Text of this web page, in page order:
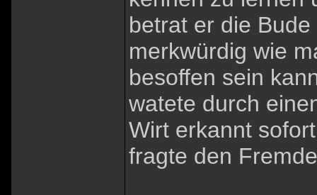
betrat er die
merkwürdig wie
besoffen sein
watete durch
Wirt erkannt
fragte den